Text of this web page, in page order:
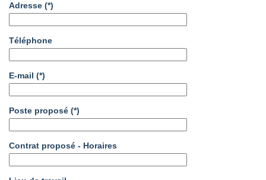
Adresse (*)
Téléphone
E-mail (*)
Poste proposé (*)
Contrat proposé - Horaires